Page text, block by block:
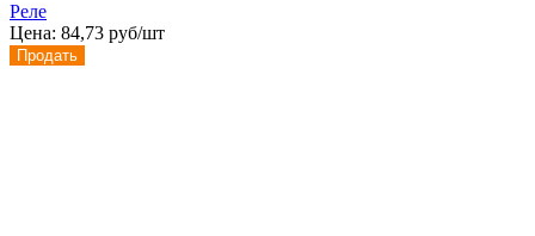
Реле
Цена: 84,73 руб/шт
Продать